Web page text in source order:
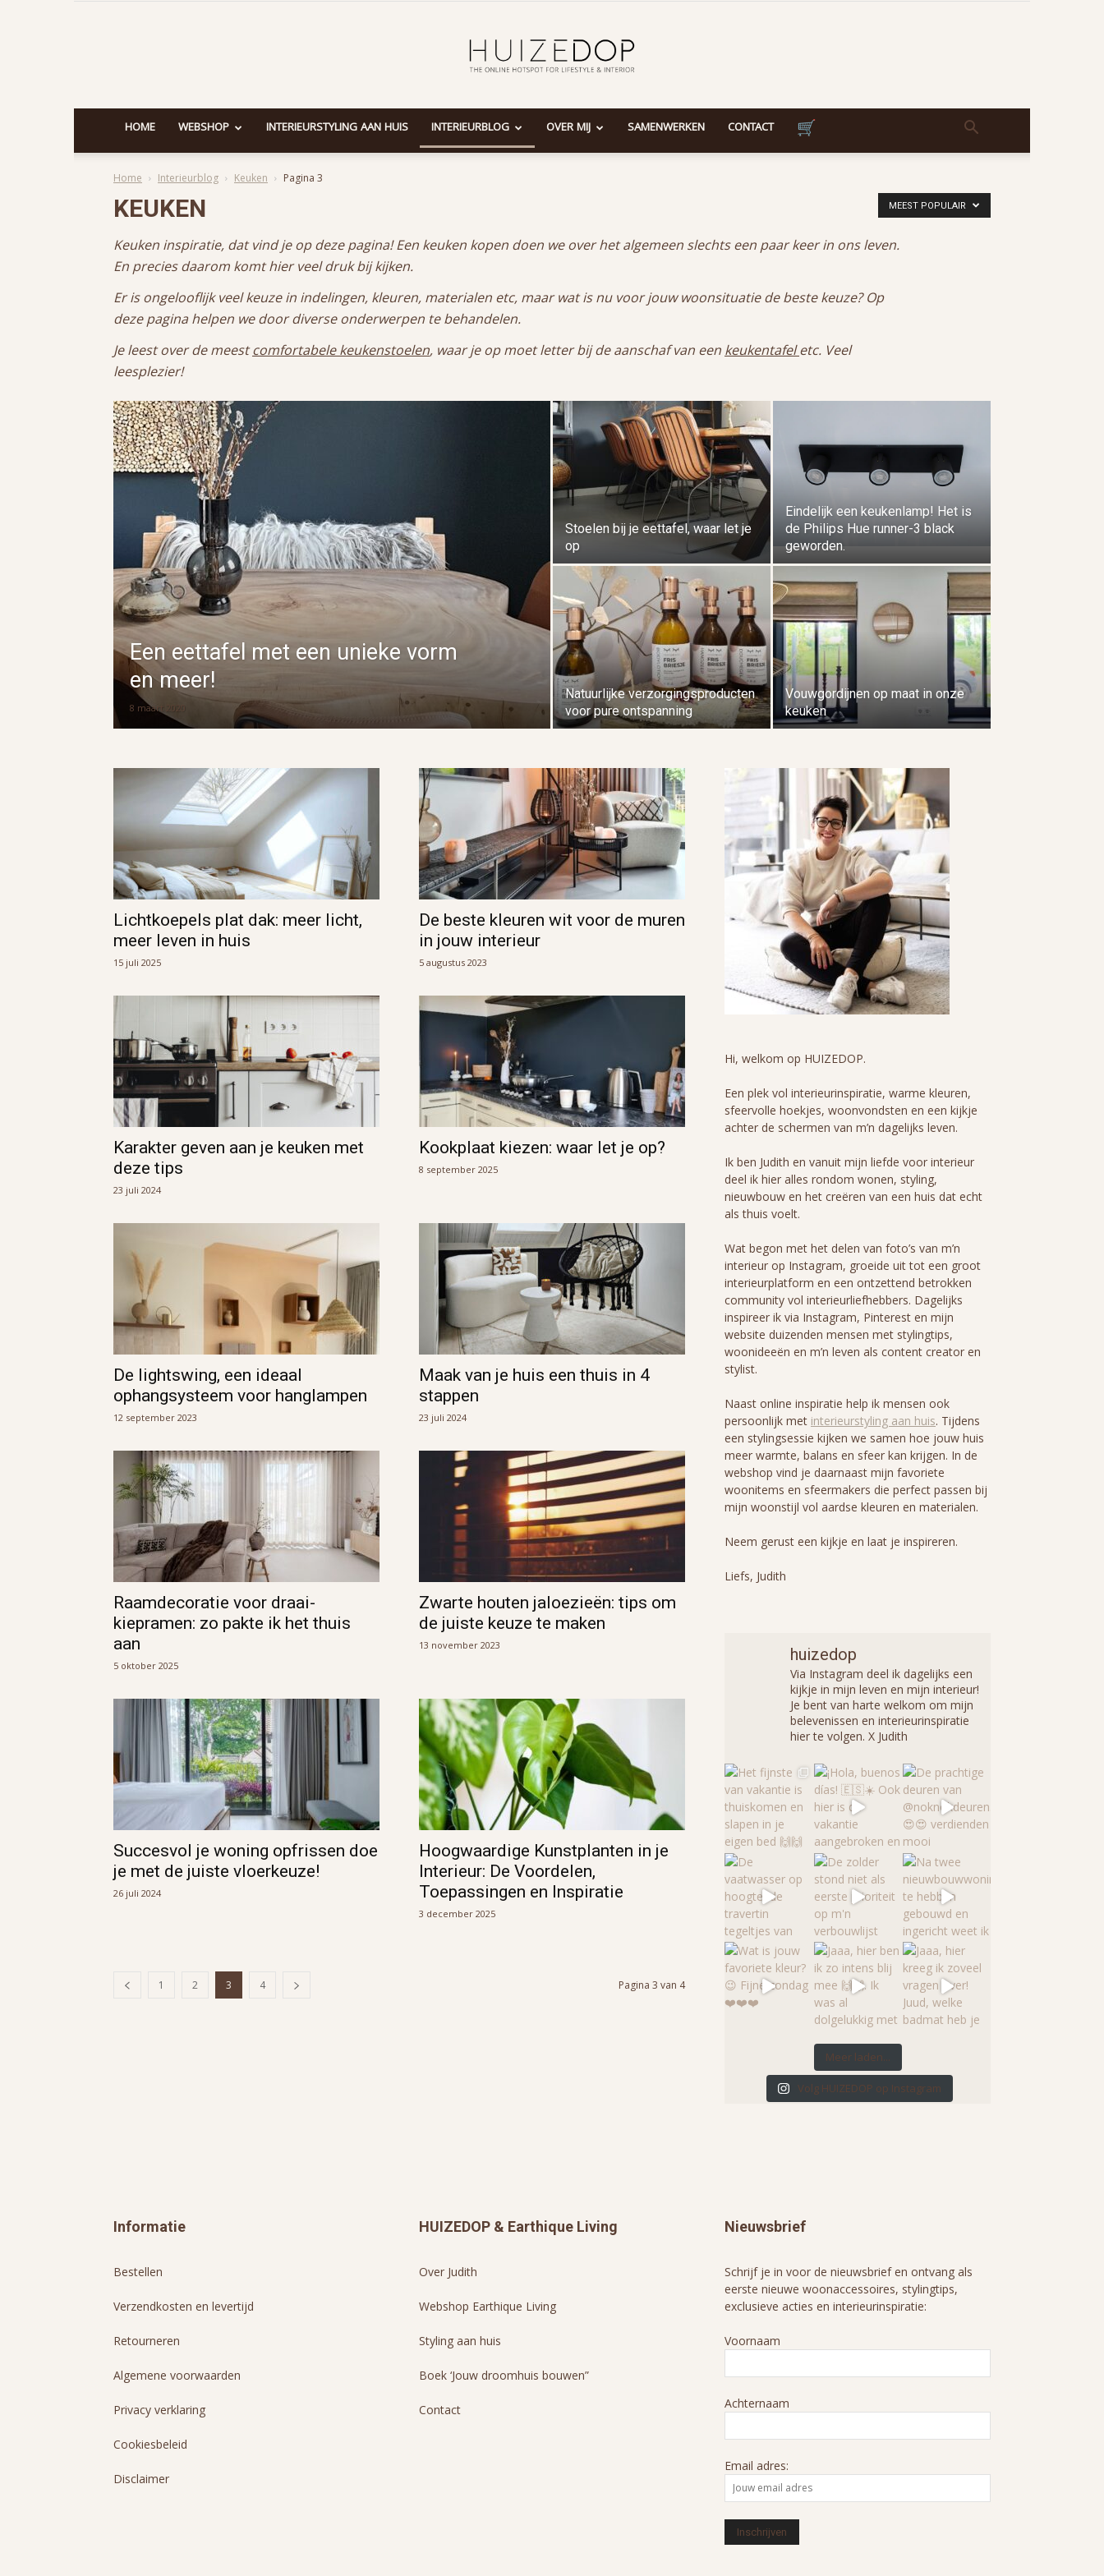
HOME WEBSHOP INTERIEURSTYLING AAN HUIS INTERIEURBLOG OVER MIJ SAMENWERKEN CONTACT
Home Interieurblog Keuken Pagina 3
KEUKEN
Keuken inspiratie, dat vind je op deze pagina! Een keuken kopen doen we over het algemeen slechts een paar keer in ons leven.
En precies daarom komt hier veel druk bij kijken.
Er is ongelooflijk veel keuze in indelingen, kleuren, materialen etc, maar wat is nu voor jouw woonsituatie de beste keuze? Op
deze pagina helpen we door diverse onderwerpen te behandelen.
Je leest over de meestcomfortabele keukenstoelen, waar je op moet letter bij de aanschaf van een keukentafeletc. Veel
leesplezier!
MEEST POPULAIR
Een eettafel met een unieke vorm
en meer!
8 maart 2020
Stoelen bij je eettafel, waar let je
op
Eindelijk een keukenlamp! Het is
de Philips Hue runner-3 black
geworden.
Natuurlijke verzorgingsproducten
voor pure ontspanning
Vouwgordijnen op maat in onze
keuken
Lichtkoepels plat dak: meer licht,
meer leven in huis
15 juli 2025
De beste kleuren wit voor de muren
in jouw interieur
5 augustus 2023
Karakter geven aan je keuken met
deze tips
23 juli 2024
Kookplaat kiezen: waar let je op?
8 september 2025
De lightswing, een ideaal
ophangsysteem voor hanglampen
12 september 2023
Maak van je huis een thuis in 4
stappen
23 juli 2024
Raamdecoratie voor draai-
kiepramen: zo pakte ik het thuis
aan
5 oktober 2025
Zwarte houten jaloezieën: tips om
de juiste keuze te maken
13 november 2023
Succesvol je woning opfrissen doe
je met de juiste vloerkeuze!
26 juli 2024
Hoogwaardige Kunstplanten in je
Interieur: De Voordelen,
Toepassingen en Inspiratie
3 december 2025
1 2 3 4 Pagina 3 van 4
Hi, welkom op HUIZEDOP.
Een plek vol interieurinspiratie, warme kleuren,
sfeervolle hoekjes, woonvondsten en een kijkje
achter de schermen van m’n dagelijks leven.
Ik ben Judith en vanuit mijn liefde voor interieur
deel ik hier alles rondom wonen, styling,
nieuwbouw en het creëren van een huis dat echt
als thuis voelt.
Wat begon met het delen van foto’s van m’n
interieur op Instagram, groeide uit tot een groot
interieurplatform en een ontzettend betrokken
community vol interieurliefhebbers. Dagelijks
inspireer ik via Instagram, Pinterest en mijn
website duizenden mensen met stylingtips,
woonideeën en m’n leven als content creator en
stylist.
Naast online inspiratie help ik mensen ook
persoonlijk met interieurstyling aan huis. Tijdens
een stylingsessie kijken we samen hoe jouw huis
meer warmte, balans en sfeer kan krijgen. In de
webshop vind je daarnaast mijn favoriete
woonitems en sfeermakers die perfect passen bij
mijn woonstijl vol aardse kleuren en materialen.
Neem gerust een kijkje en laat je inspireren.
Liefs, Judith
huizedop
Via Instagram deel ik dagelijks een
kijkje in mijn leven en mijn interieur!
Je bent van harte welkom om mijn
belevenissen en interieurinspiratie
hier te volgen. X Judith
Meer laden...
Volg HUIZEDOP op Instagram
Informatie
Bestellen
Verzendkosten en levertijd
Retourneren
Algemene voorwaarden
Privacy verklaring
Cookiesbeleid
Disclaimer
HUIZEDOP & Earthique Living
Over Judith
Webshop Earthique Living
Styling aan huis
Boek ‘Jouw droomhuis bouwen”
Contact
Nieuwsbrief
Schrijf je in voor de nieuwsbrief en ontvang als
eerste nieuwe woonaccessoires, stylingtips,
exclusieve acties en interieurinspiratie:
Voornaam
Achternaam
Email adres: